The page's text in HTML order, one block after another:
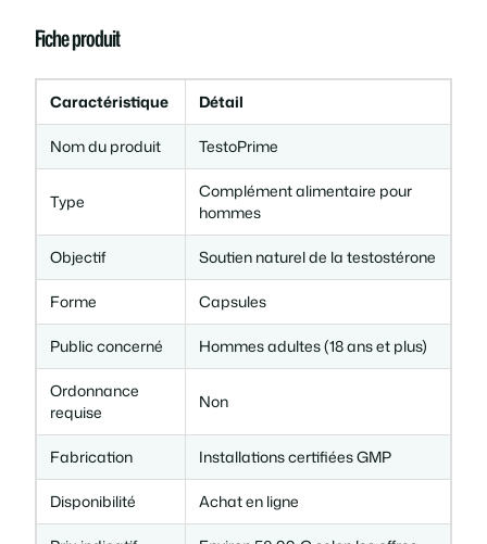
.
Fiche produit
Caractéristique Détail
Nom du produit TestoPrime
Type
Complément alimentaire pour
hommes
Objectif Soutien naturel de la testostérone
Forme Capsules
Public concerné Hommes adultes (18 ans et plus)
Ordonnance
requise
Non
Fabrication Installations certifiées GMP
Disponibilité Achat en ligne